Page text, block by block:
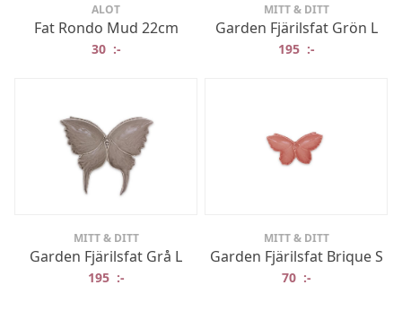
ALOT
Fat Rondo Mud 22cm
30 :-
MITT & DITT
Garden Fjärilsfat Grön L
195 :-
MITT & DITT
Garden Fjärilsfat Grå L
195 :-
MITT & DITT
Garden Fjärilsfat Brique S
70 :-